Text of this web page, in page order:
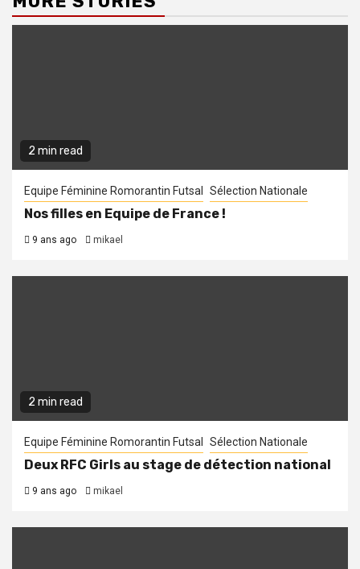
2 min read
Equipe Féminine Romorantin Futsal Sélection Nationale
Nos filles en Equipe de France !
9 ans ago mikael
2 min read
Equipe Féminine Romorantin Futsal Sélection Nationale
Deux RFC Girls au stage de détection national
9 ans ago mikael